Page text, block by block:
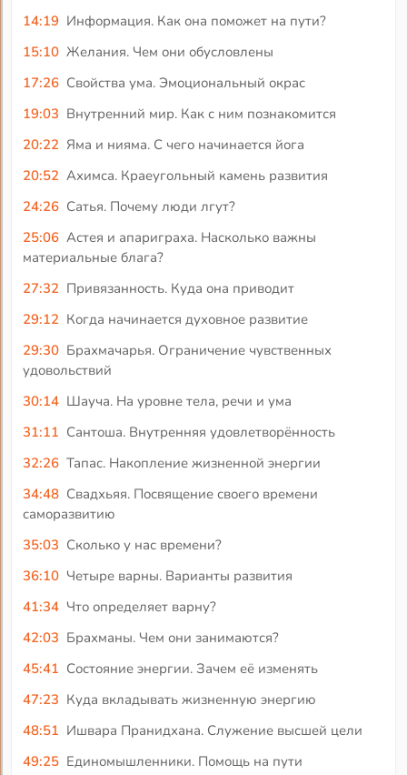
14:19 Информация. Как она поможет на пути?
15:10 Желания. Чем они обусловлены
17:26 Свойства ума. Эмоциональный окрас
19:03 Внутренний мир. Как с ним познакомится
20:22 Яма и нияма. С чего начинается йога
20:52 Ахимса. Краеугольный камень развития
24:26 Сатья. Почему люди лгут?
25:06 Астея и апариграха. Насколько важны
материальные блага?
27:32 Привязанность. Куда она приводит
29:12 Когда начинается духовное развитие
29:30 Брахмачарья. Ограничение чувственных
удовольствий
30:14 Шауча. На уровне тела, речи и ума
31:11 Сантоша. Внутренняя удовлетворённость
32:26 Тапас. Накопление жизненной энергии
34:48 Свадхьяя. Посвящение своего времени
саморазвитию
35:03 Сколько у нас времени?
36:10 Четыре варны. Варианты развития
41:34 Что определяет варну?
42:03 Брахманы. Чем они занимаются?
45:41 Состояние энергии. Зачем её изменять
47:23 Куда вкладывать жизненную энергию
48:51 Ишвара Пранидхана. Служение высшей цели
49:25 Единомышленники. Помощь на пути